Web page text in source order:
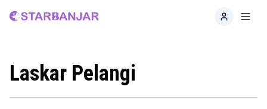
Home
Laskar Pelangi